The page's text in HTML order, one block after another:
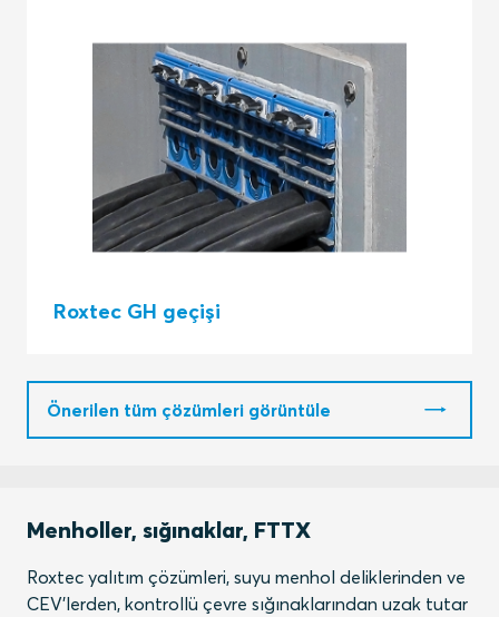
Roxtec GH geçişi
Önerilen tüm çözümleri görüntüle
Menholler, sığınaklar, FTTX
Roxtec yalıtım çözümleri, suyu menhol deliklerinden ve
CEV'lerden, kontrollü çevre sığınaklarından uzak tutar